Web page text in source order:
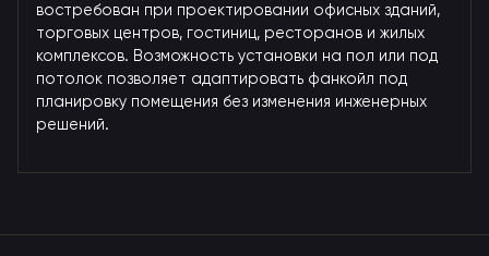
востребован при проектировании офисных зданий,
торговых центров, гостиниц, ресторанов и жилых
комплексов. Возможность установки на пол или под
потолок позволяет адаптировать фанкойл под
планировку помещения без изменения инженерных
решений.